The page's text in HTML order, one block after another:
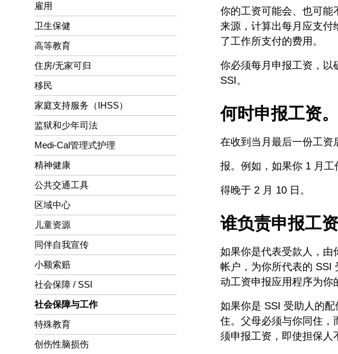
雇用
卫生保健
高等教育
住房/无家可归
移民
家庭支持服务（IHSS）
监狱和少年司法
Medi-Cal管理式护理
精神健康
公共交通工具
区域中心
儿童资源
同伴自我宣传
小额索赔
社会保障 / SSI
社会保障与工作
特殊教育
创伤性脑损伤
你的工资可能会、也可能
来源，计算出每月应支付
了工作所支付的费用。
你必须每月申报工资，以
SSI。
何时申报工资。
在收到当月最后一份工资
报。例如，如果你 1 月
得晚于 2 月 10 日。
谁负责申报工
如果你是代表受款人，由
帐户，为你所代表的 SSI
动工资申报应用程序为你
如果你是 SSI 受助人的
住。父母必须与你同住，
须申报工资，即使担保人